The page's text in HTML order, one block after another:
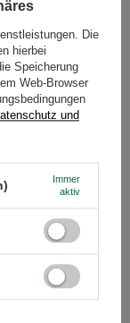
13,99 € / St.
Die
hierbei
Speicherung
Web-Browser
und
Immer
aktiv